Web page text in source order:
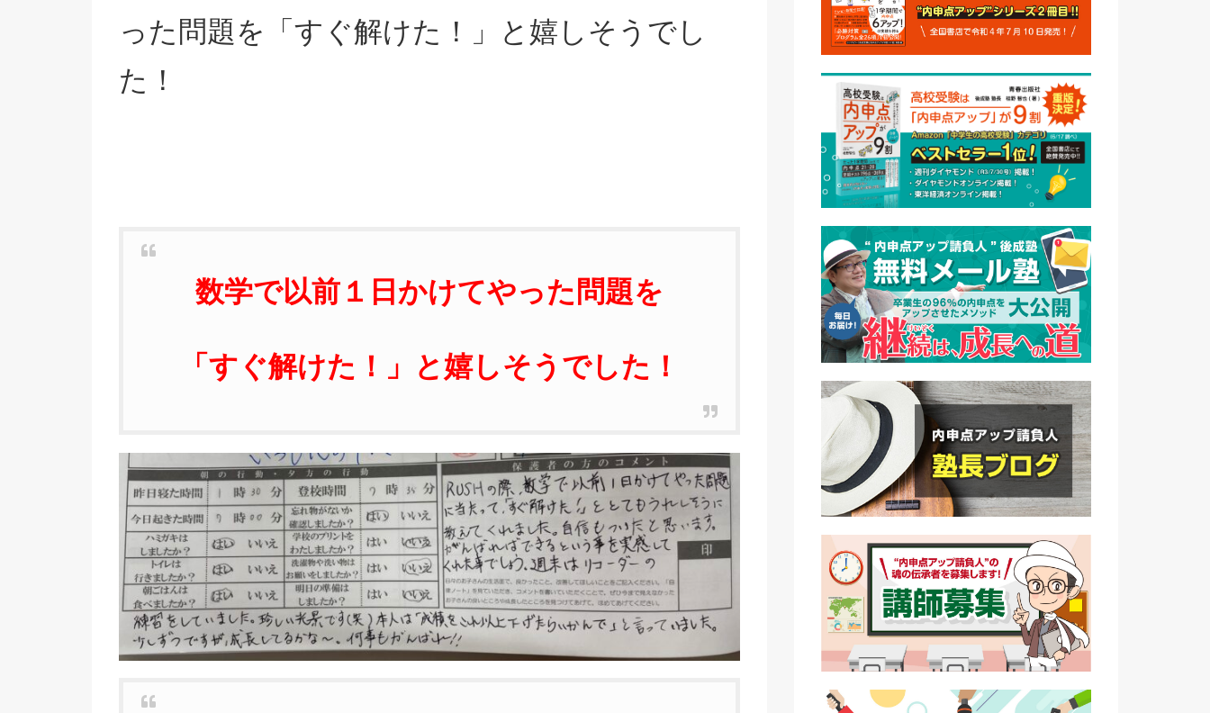
った問題を「すぐ解けた！」と嬉しそうでし
た！
数学で以前１日かけてやった問題を
「すぐ解けた！」と嬉しそうでした！